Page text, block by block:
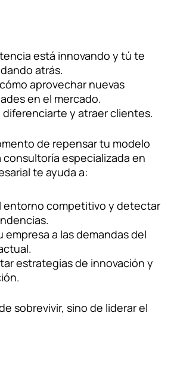
está innovando y tú te
atrás.
aprovechar nuevas
en el mercado.
diferenciarte y atraer clientes.
de repensar tu modelo
especializada en
te ayuda a:
entorno competitivo y detectar
empresa a las demandas del
estrategias de innovación y
sobrevivir, sino de liderar el